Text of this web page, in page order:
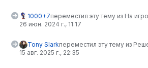
1000+7переместил эту тему из На
26 июн. 2024 г., 11:17
Tony Slarkпереместил эту тему из
15 авг. 2025 г., 22:35